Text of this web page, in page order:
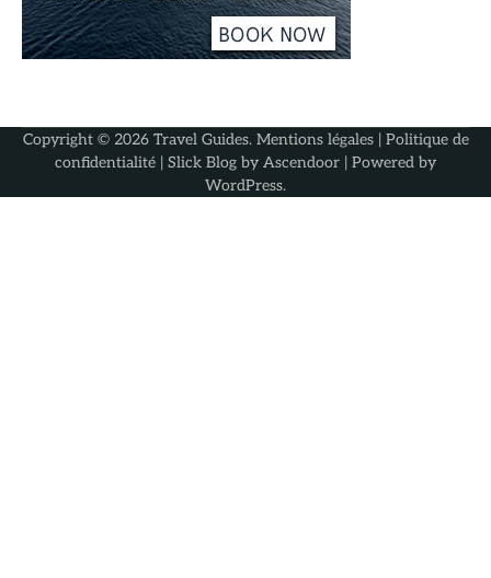
Copyright © 2026 Travel Guides. Mentions légales| Politique de
confidentialité | Slick Blog by Ascendoor | Powered by
WordPress.